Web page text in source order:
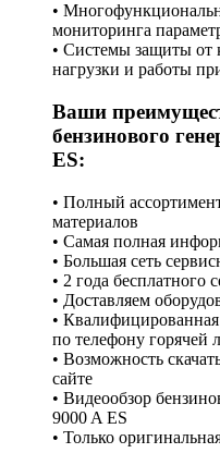
•
мониторинга
• Системы защиты от
нагрузки и работы
Ваши
бензинового
ES:
• Полный
материалов
• Самая полная
• Большая сеть
• 2 года бесплатного
• Доставляем
•
по телефону горячей
• Возможность
сайте
• Видеообзор
9000 A ES
• Только